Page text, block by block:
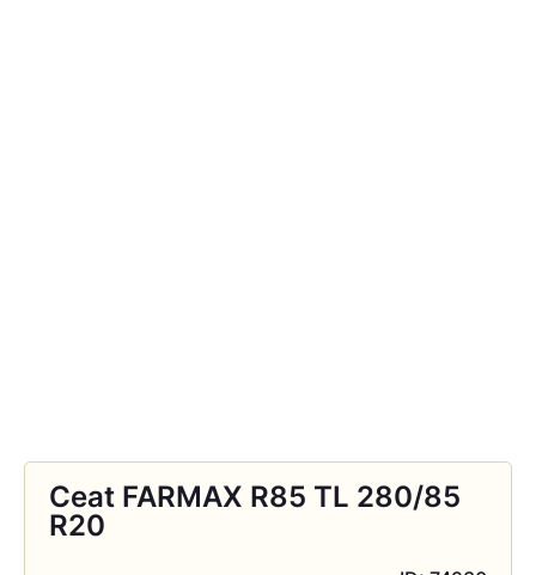
Ceat FARMAX R85 TL 280/85
R20